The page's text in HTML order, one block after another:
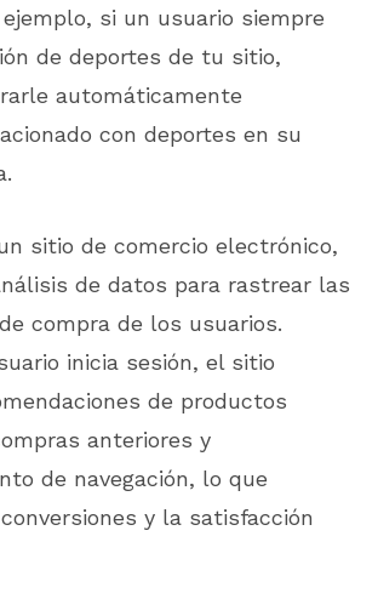
si un usuario siempre
de deportes de tu sitio,
automáticamente
con deportes en su
sitio de comercio electrónico,
de datos para rastrear las
compra de los usuarios.
inicia sesión, el sitio
de productos
anteriores y
de navegación, lo que
y la satisfacción